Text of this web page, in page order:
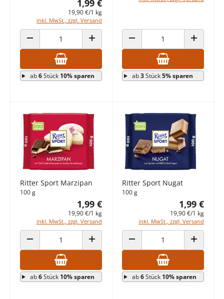
1,99 €
19,90 €/1 kg
inkl. MwSt., zzgl. Versand
ANZAHL VERRINGERN ANZAHL ERHÖHEN
ab6Stück 10% sparen
ANZAHL VERRINGERN ANZAHL
ab3Stück5% sparen
Ritter Sport Marzipan
100 g
1,99 €
19,90 €/1 kg
inkl. MwSt., zzgl. Versand
ANZAHL VERRINGERN ANZAHL ERHÖHEN
ab6Stück 10% sparen
Ritter Sport Nugat
100 g
1,99 €
19,90 €/1 kg
inkl. MwSt., zzgl. Versand
ANZAHL VERRINGERN ANZAHL
ab6Stück 10% sparen